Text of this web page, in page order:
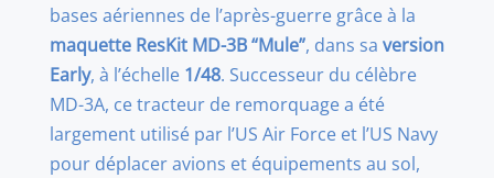
bases aériennes de l’après-guerre grâce à la
maquette ResKit MD-3B “Mule”, dans sa version
Early, à l’échelle 1/48. Successeur du célèbre
MD-3A, ce tracteur de remorquage a été
largement utilisé par l’US Air Force et l’US Navy
pour déplacer avions et équipements au sol,